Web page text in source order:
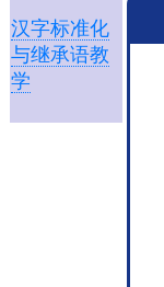
汉字标准化
与继承语教
学